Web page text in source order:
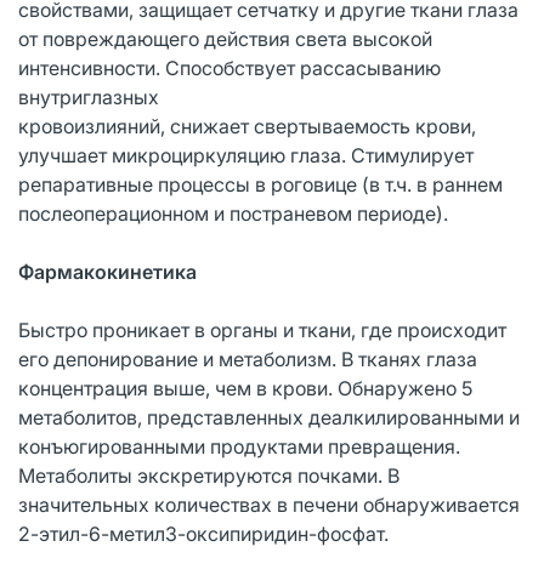
свойствами, защищает сетчатку и другие ткани глаза
от повреждающего действия света высокой
интенсивности. Способствует рассасыванию
внутриглазных
кровоизлияний, снижает свертываемость крови,
улучшает микроциркуляцию глаза. Стимулирует
репаративные процессы в роговице (в т.ч. в раннем
послеоперационном и постраневом периоде).
Фармакокинетика
Быстро проникает в органы и ткани, где происходит
его депонирование и метаболизм. В тканях глаза
концентрация выше, чем в крови. Обнаружено 5
метаболитов, представленных деалкилированными и
конъюгированными продуктами превращения.
Метаболиты экскретируются почками. В
значительных количествах в печени обнаруживается
2-этил-6-метил3-оксипиридин-фосфат.